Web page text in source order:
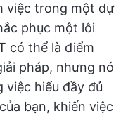
việc trong một dự
phục một lỗi
có thể là điểm
pháp, nhưng nó
hiểu đầy đủ
bạn, khiến việc